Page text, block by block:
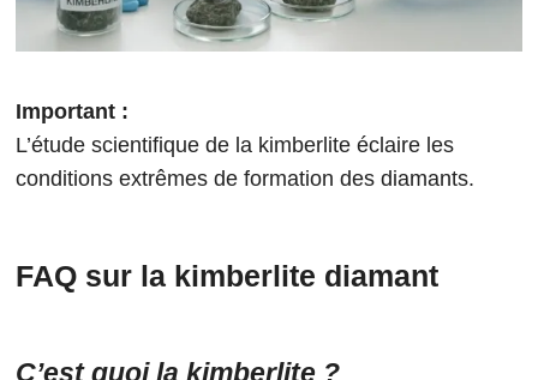
Important :
L’étude scientifique de la kimberlite éclaire les
conditions extrêmes de formation des diamants.
FAQ sur la kimberlite diamant
C’est quoi la kimberlite ?